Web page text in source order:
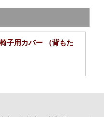
子用カバー （背もた